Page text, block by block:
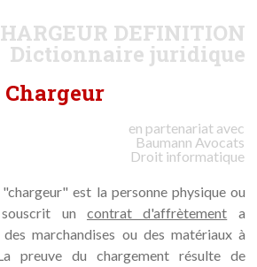
DEFINITION
Dictionnaire juridique
Chargeur
en partenariat avec
Baumann Avocats
Droit informatique
est la personne physique ou
un contrat d'affrètement a
marchandises ou des matériaux à
preuve du chargement résulte de